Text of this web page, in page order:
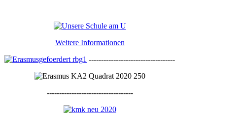
Weitere Informationen
-----------------------------------
-----------------------------------